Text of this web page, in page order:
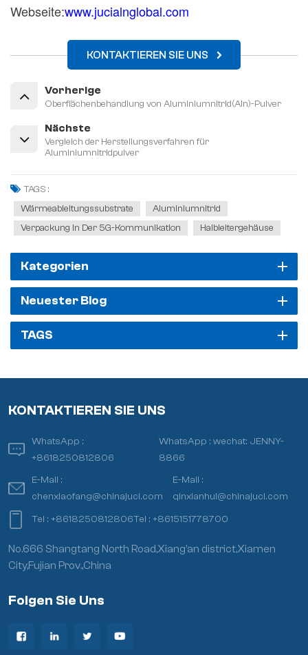
Webseite:www.jucialnglobal.com
KONTAKTIEREN SIE UNS
Vorherige
Oberflächenbehandlung von Aluminiumnitrid(Aln)-Pulver
Nächste
Vergleich der Herstellungsverfahren für
Aluminiumnitridpulver
TAGS :
Wärmeableitungssubstrate
Aluminiumnitrid
Verpackung In Der 5G-Kommunikation
Halbleitergehäuse
Kategorien
Neuester Blog
TAGS
KONTAKTIEREN SIE UNS
WhatsApp :
+8618250812806
WhatsApp :wechat: JENNY-
8866
E-Mail :
chenxiaofang@chinajuci.com
E-Mail :
qinxianhui@chinajuci.com
Tel :+8618250812806Tel :+8615151778700
No.666 Shangtang North Road,Xiang’an district,Xiamen
City,Fujian Prov.,China
Folgen Sie Uns